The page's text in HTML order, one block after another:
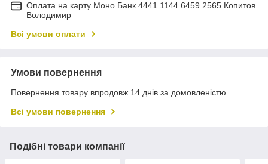
Оплата на карту Моно Банк 4441 1144 6459 2565 Копитов
Володимир
Всі умови оплати
Умови повернення
Повернення товару впродовж 14 днів за домовленістю
Всі умови повернення
Подібні товари компанії